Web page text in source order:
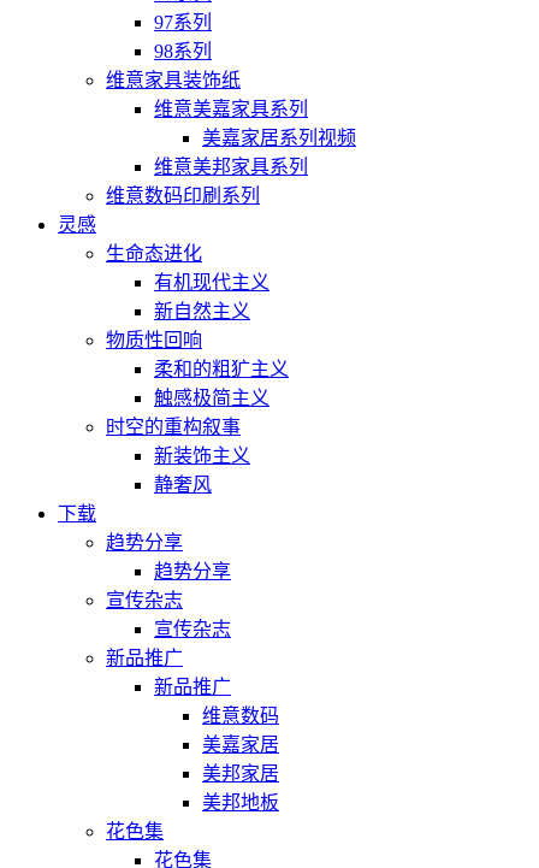
97系列
98系列
维意家具装饰纸
维意美嘉家具系列
美嘉家居系列视频
维意美邦家具系列
维意数码印刷系列
灵感
生命态进化
有机现代主义
新自然主义
物质性回响
柔和的粗犷主义
触感极简主义
时空的重构叙事
新装饰主义
静奢风
下载
趋势分享
趋势分享
宣传杂志
宣传杂志
新品推广
新品推广
维意数码
美嘉家居
美邦家居
美邦地板
花色集
花色集